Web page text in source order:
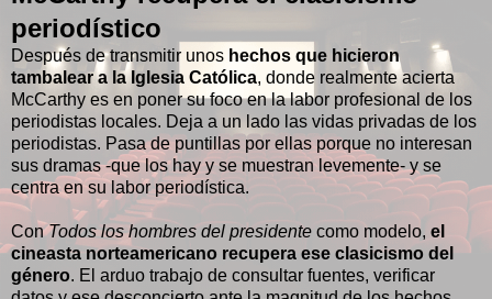
periodístico
Después de transmitir unos hechos que hicieron
tambalear a la Iglesia Católica, donde realmente acierta
McCarthy es en poner su foco en la labor profesional de los
periodistas locales. Deja a un lado las vidas privadas de los
periodistas. Pasa de puntillas por ellas porque no interesan
sus dramas -que los hay y se muestran levemente- y se
centra en su labor periodística.
ConTodos los hombres del presidente como modelo, el
cineasta norteamericano recupera ese clasicismo del
género. El arduo trabajo de consultar fuentes, verificar